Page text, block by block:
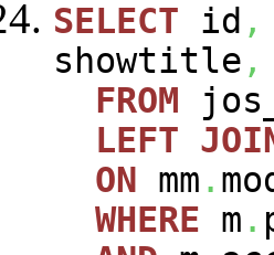
SELECT id ,
showtitle ,
FROM
LEFT
ON mm .
WHERE m .